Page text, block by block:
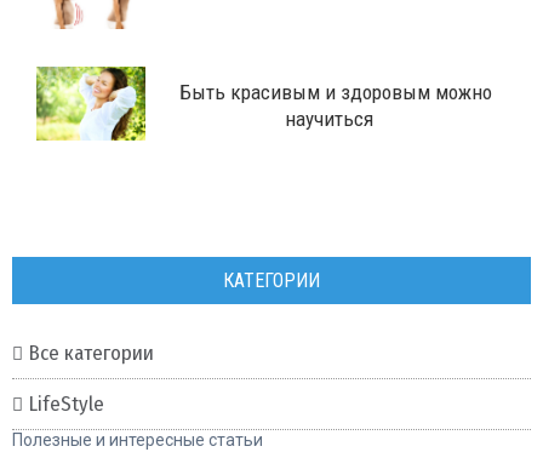
Быть красивым и здоровым можно
научиться
КАТЕГОРИИ
Все категории
LifeStyle
Полезные и интересные статьи